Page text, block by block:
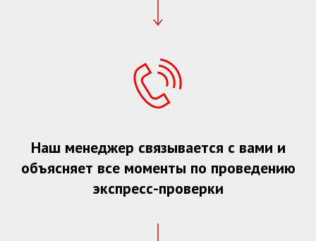
Наш менеджер связывается с вами и
объясняет все моменты по проведению
экспресс-проверки